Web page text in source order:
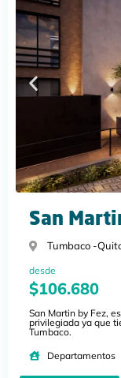
San
Tumbaco -
desde
$106.680
San Martin by Fez,
privilegiada ya que
Tumbaco.
Departamentos